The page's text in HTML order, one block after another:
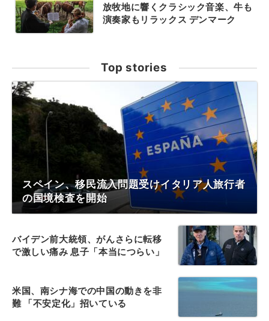
放牧地に響くクラシック音楽、牛も
演奏家もリラックス デンマーク
Top stories
スペイン、移民流入問題受けイタリア人旅行者
の国境検査を開始
バイデン前大統領、がんさらに転移
で激しい痛み 息子「本当につらい」
米国、南シナ海での中国の動きを非
難 「不安定化」招いている